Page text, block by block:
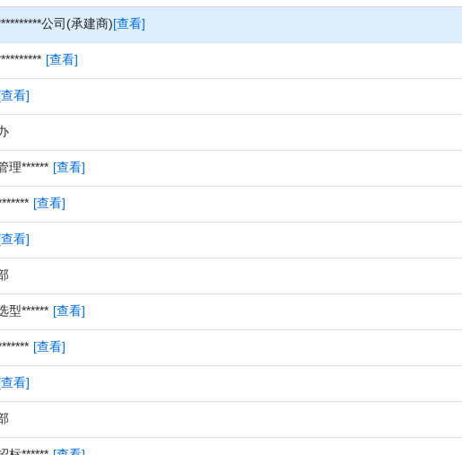
公司(承建商)[查看]
[查看]
看]
理****** [查看]
[查看]
看]
型****** [查看]
[查看]
看]